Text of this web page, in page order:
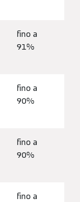
fino a
91%
fino a
90%
fino a
90%
fino a